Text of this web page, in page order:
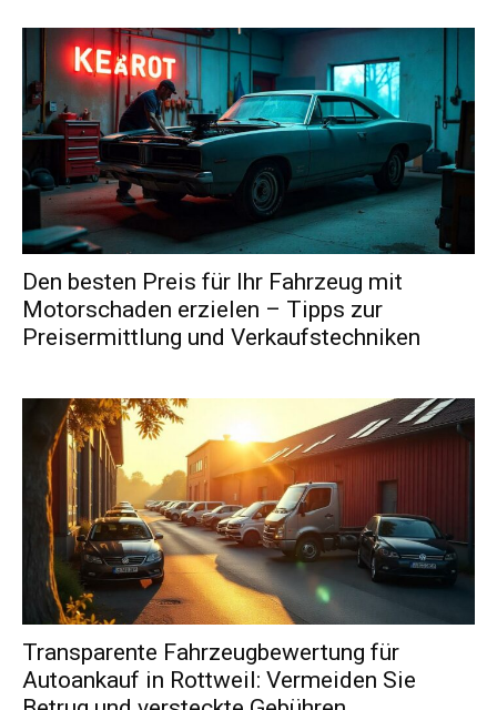
Den besten Preis für Ihr Fahrzeug mit
Motorschaden erzielen – Tipps zur
Preisermittlung und Verkaufstechniken
Transparente Fahrzeugbewertung für
Autoankauf in Rottweil: Vermeiden Sie